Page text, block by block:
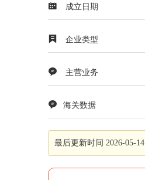
成立日期
企业类型
主营业务
海关数据
最后更新时间 2026-05-14